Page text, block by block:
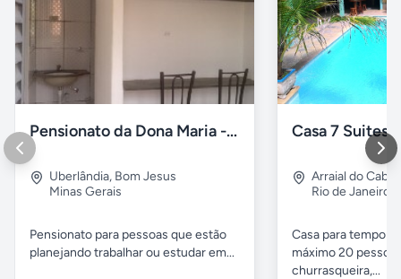
Pensionato da Dona Maria - Uberlândia/MG
Uberlândia, Bom Jesus
Minas Gerais
Pensionato para pessoas que estão
planejando trabalhar ou estudar em...
Arraial do Cabo
Rio de Janeiro
Casa para
máximo 20
churrasqueira,...